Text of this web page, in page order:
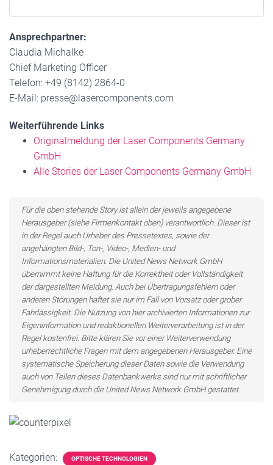
Ansprechpartner:
Claudia Michalke
Chief Marketing Officer
Telefon: +49 (8142) 2864-0
E-Mail: presse@lasercomponents.com
Weiterführende Links
Originalmeldung der Laser Components Germany
GmbH
Alle Stories der Laser Components Germany GmbH
Für die oben stehende Story ist allein der jeweils angegebene
Herausgeber (siehe Firmenkontakt oben) verantwortlich. Dieser ist
in der Regel auch Urheber des Pressetextes, sowie der
angehängten Bild-, Ton-, Video-, Medien- und
Informationsmaterialien. Die United News Network GmbH
übernimmt keine Haftung für die Korrektheit oder Vollständigkeit
der dargestellten Meldung. Auch bei Übertragungsfehlern oder
anderen Störungen haftet sie nur im Fall von Vorsatz oder grober
Fahrlässigkeit. Die Nutzung von hier archivierten Informationen zur
Eigeninformation und redaktionellen Weiterverarbeitung ist in der
Regel kostenfrei. Bitte klären Sie vor einer Weiterverwendung
urheberrechtliche Fragen mit dem angegebenen Herausgeber. Eine
systematische Speicherung dieser Daten sowie die Verwendung
auch von Teilen dieses Datenbankwerks sind nur mit schriftlicher
Genehmigung durch die United News Network GmbH gestattet.
Kategorien: OPTISCHE TECHNOLOGIEN